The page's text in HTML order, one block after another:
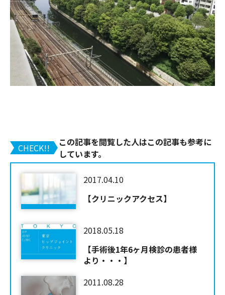
CHECK!!
この記事を閲覧した人はこの記事も参考に
しています。
2017.04.10
【クリニックアクセス】
2018.05.18
【手術後1年6ヶ月検診の患者様
より・・・】
2011.08.28